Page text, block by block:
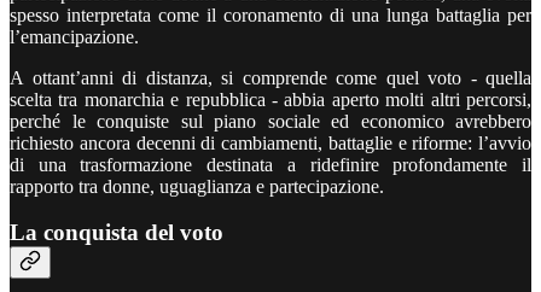
spesso interpretata come il coronamento di una lunga battaglia per
l’emancipazione.
A ottant’anni di distanza, si comprende come quel voto - quella
scelta tra monarchia e repubblica - abbia aperto molti altri percorsi,
perché le conquiste sul piano sociale ed economico avrebbero
richiesto ancora decenni di cambiamenti, battaglie e riforme: l’avvio
di una trasformazione destinata a ridefinire profondamente il
rapporto tra donne, uguaglianza e partecipazione.
La conquista del voto